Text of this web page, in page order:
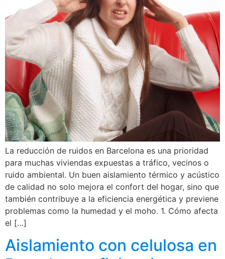
La reducción de ruidos en Barcelona es una prioridad
para muchas viviendas expuestas a tráfico, vecinos o
ruido ambiental. Un buen aislamiento térmico y acústico
de calidad no solo mejora el confort del hogar, sino que
también contribuye a la eficiencia energética y previene
problemas como la humedad y el moho. 1. Cómo afecta
el […]
Aislamiento con celulosa en